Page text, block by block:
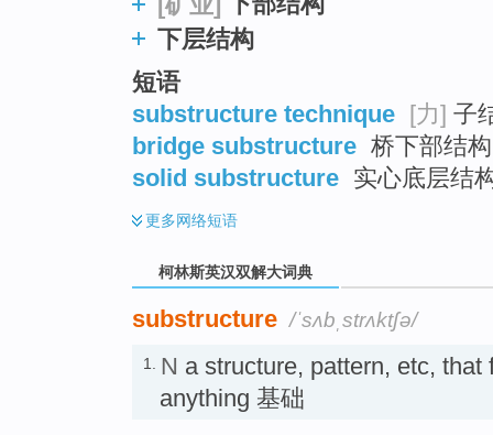
下层结构
短语
substructure technique [力] 子
bridge substructure 桥下部结
solid substructure 实心底层结
更多网络短语
柯林斯英汉双解大词典
substructure /ˈsʌbˌstrʌktʃə/
1. N a structure, pattern, etc, that
anything 基础